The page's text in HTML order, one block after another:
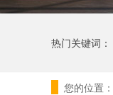
热门关键词：
您的位置：